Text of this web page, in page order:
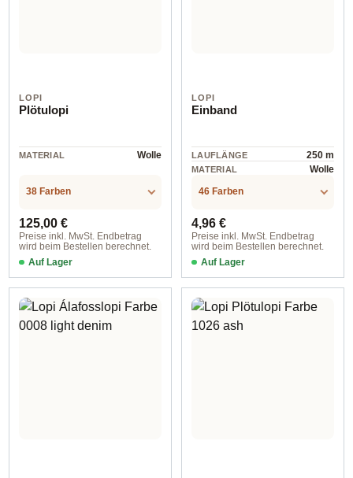
LOPI
Plötulopi
MATERIAL Wolle
38 Farben
Regulärer Preis:
125,00 €
Preise inkl. MwSt. Endbetrag
wird beim Bestellen berechnet.
Auf Lager
Farbe 9 brown
LOPI
Einband
LAUFLÄNGE 250 m
MATERIAL
Wolle
46 Farben
Regulärer Preis:
4,96 €
Preise inkl. MwSt. Endbetrag
wird beim Bestellen berechnet.
Auf Lager
Farbe 9102 grey